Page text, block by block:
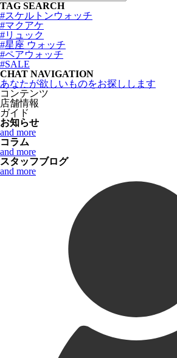
TAG SEARCH
#スケルトンウォッチ
#マクアケ
#リュック
#星座 ウォッチ
#ペアウォッチ
#SALE
CHAT NAVIGATION
あなたが欲しいものをお探しします
コンテンツ
店舗情報
ガイド
お知らせ
and more
コラム
and more
スタッフブログ
and more